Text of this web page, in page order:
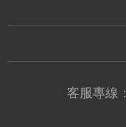
客服專線：